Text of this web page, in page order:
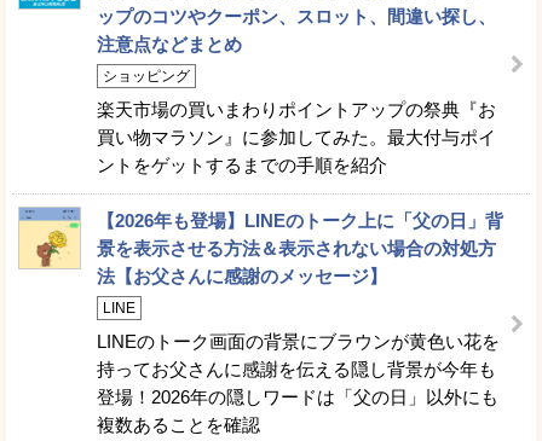
ップのコツやクーポン、スロット、間違い探し、
注意点などまとめ
ショッピング
楽天市場の買いまわりポイントアップの祭典『お
買い物マラソン』に参加してみた。最大付与ポイ
ントをゲットするまでの手順を紹介
【2026年も登場】LINEのトーク上に「父の日」背
景を表示させる方法＆表示されない場合の対処方
法【お父さんに感謝のメッセージ】
LINE
LINEのトーク画面の背景にブラウンが黄色い花を
持ってお父さんに感謝を伝える隠し背景が今年も
登場！2026年の隠しワードは「父の日」以外にも
複数あることを確認